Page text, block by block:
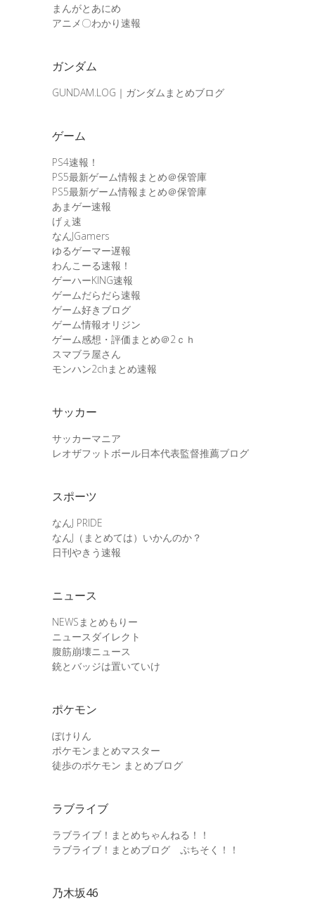
まんがとあにめ
アニメ〇わかり速報
ガンダム
GUNDAM.LOG｜ガンダムまとめブログ
ゲーム
PS4速報！
PS5最新ゲーム情報まとめ＠保管庫
PS5最新ゲーム情報まとめ＠保管庫
あまゲー速報
げぇ速
なんJGamers
ゆるゲーマー遅報
わんこーる速報！
ゲーハーKING速報
ゲームだらだら速報
ゲーム好きブログ
ゲーム情報オリジン
ゲーム感想・評価まとめ＠2ｃｈ
スマブラ屋さん
モンハン2chまとめ速報
サッカー
サッカーマニア
レオザフットボール日本代表監督推薦ブログ
スポーツ
なんJ PRIDE
なんJ（まとめては）いかんのか？
日刊やきう速報
ニュース
NEWSまとめもりー
ニュースダイレクト
腹筋崩壊ニュース
銃とバッジは置いていけ
ポケモン
ぽけりん
ポケモンまとめマスター
徒歩のポケモン まとめブログ
ラブライブ
ラブライブ！まとめちゃんねる！！
ラブライブ！まとめブログ ぷちそく！！
乃木坂46